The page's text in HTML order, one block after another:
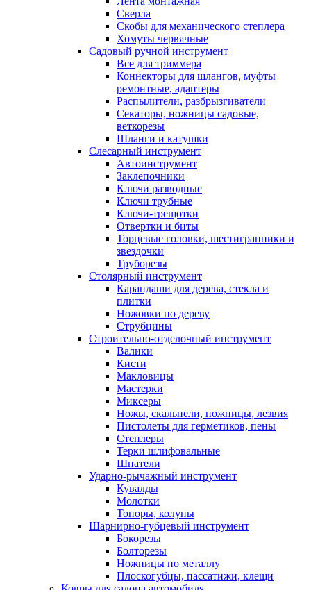
Сверла
Скобы для механического степлера
Хомуты червячные
Садовый ручной инструмент
Все для триммера
Коннекторы для шлангов, муфты
ремонтные, адаптеры
Распылители, разбрызгиватели
Секаторы, ножницы садовые,
веткорезы
Шланги и катушки
Слесарный инструмент
Автоинструмент
Заклепочники
Ключи разводные
Ключи трубные
Ключи-трещотки
Отвертки и биты
Торцевые головки, шестигранники и
звездочки
Труборезы
Столярный инструмент
Карандаши для дерева, стекла и
плитки
Ножовки по дереву
Струбцины
Строительно-отделочный инструмент
Валики
Кисти
Макловицы
Мастерки
Миксеры
Ножы, скальпели, ножницы, лезвия
Пистолеты для герметиков, пены
Степлеры
Терки шлифовальные
Шпатели
Ударно-рычажный инструмент
Кувалды
Молотки
Топоры, колуны
Шарнирно-губцевый инструмент
Бокорезы
Болторезы
Ножницы по металлу
Плоскогубцы, пассатижи, клещи